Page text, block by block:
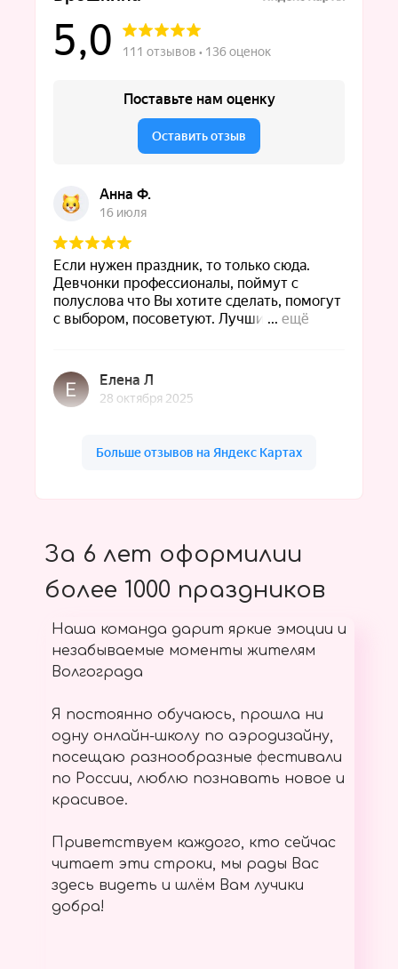
За 6 лет оформилии
более 1000 праздников
Наша команда дарит яркие эмоции и
незабываемые моменты жителям
Волгограда
Я постоянно обучаюсь, прошла ни
одну онлайн-школу по аэродизайну,
посещаю разнообразные фестивали
по России, люблю познавать новое и
красивое.
Приветствуем каждого, кто сейчас
читает эти строки, мы рады Вас
здесь видеть и шлём Вам лучики
добра!